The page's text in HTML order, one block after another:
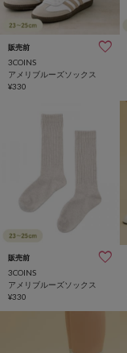
販売前
3COINS
アメリブルーズソックス
¥330
販売前
3COINS
アメリブルーズソックス
¥330